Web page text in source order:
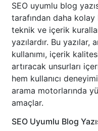
SEO uyumlu blog
tarafından daha
teknik ve içerik
yazılardır. Bu
kullanımı, içerik
artıracak unsurları
hem kullanıcı
arama motorlarında
amaçlar.
SEO Uyumlu Blog